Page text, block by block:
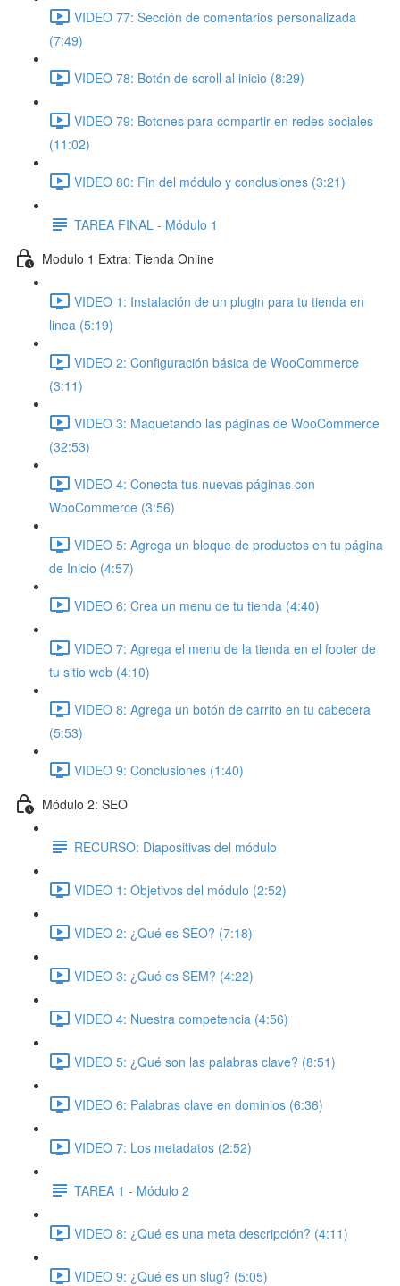
VIDEO 77: Sección de comentarios personalizada
(7:49)
VIDEO 78: Botón de scroll al inicio (8:29)
VIDEO 79: Botones para compartir en redes sociales
(11:02)
VIDEO 80: Fin del módulo y conclusiones (3:21)
TAREA FINAL - Módulo 1
Modulo 1 Extra: Tienda Online
VIDEO 1: Instalación de un plugin para tu tienda en
linea (5:19)
VIDEO 2: Configuración básica de WooCommerce
(3:11)
VIDEO 3: Maquetando las páginas de WooCommerce
(32:53)
VIDEO 4: Conecta tus nuevas páginas con
WooCommerce (3:56)
VIDEO 5: Agrega un bloque de productos en tu página
de Inicio (4:57)
VIDEO 6: Crea un menu de tu tienda (4:40)
VIDEO 7: Agrega el menu de la tienda en el footer de
tu sitio web (4:10)
VIDEO 8: Agrega un botón de carrito en tu cabecera
(5:53)
VIDEO 9: Conclusiones (1:40)
Módulo 2: SEO
RECURSO: Diapositivas del módulo
VIDEO 1: Objetivos del módulo (2:52)
VIDEO 2: ¿Qué es SEO? (7:18)
VIDEO 3: ¿Qué es SEM? (4:22)
VIDEO 4: Nuestra competencia (4:56)
VIDEO 5: ¿Qué son las palabras clave? (8:51)
VIDEO 6: Palabras clave en dominios (6:36)
VIDEO 7: Los metadatos (2:52)
TAREA 1 - Módulo 2
VIDEO 8: ¿Qué es una meta descripción? (4:11)
VIDEO 9: ¿Qué es un slug? (5:05)